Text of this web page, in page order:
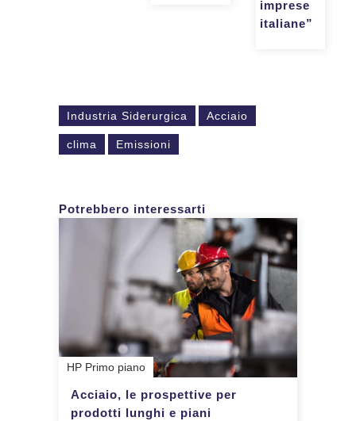
imprese
italiane”
Industria Siderurgica Acciaio
clima Emissioni
Potrebbero interessarti
HP Primo piano
Acciaio, le prospettive per
prodotti lunghi e piani